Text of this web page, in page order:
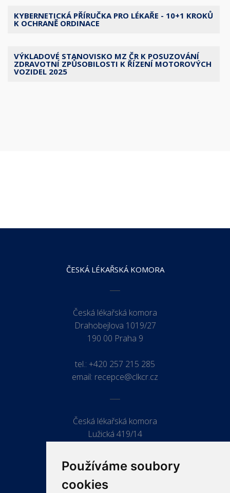
Používáme soubory
cookies
KYBERNETICKÁ PŘÍRUČKA PRO LÉKAŘE - 10+1 KROKŮ
K OCHRANĚ ORDINACE
VÝKLADOVÉ STANOVISKO MZ ČR K POSUZOVÁNÍ
ZDRAVOTNÍ ZPŮSOBILOSTI K ŘÍZENÍ MOTOROVÝCH
VOZIDEL 2025
ČESKÁ LÉKAŘSKÁ KOMORA
Česká lékařská komora
Drahobejlova 1019/27
190 00 Praha 9
tel.: +420 257 215 285
email: recepce@clkcr.cz
Česká lékařská komora
Lužická 419/14